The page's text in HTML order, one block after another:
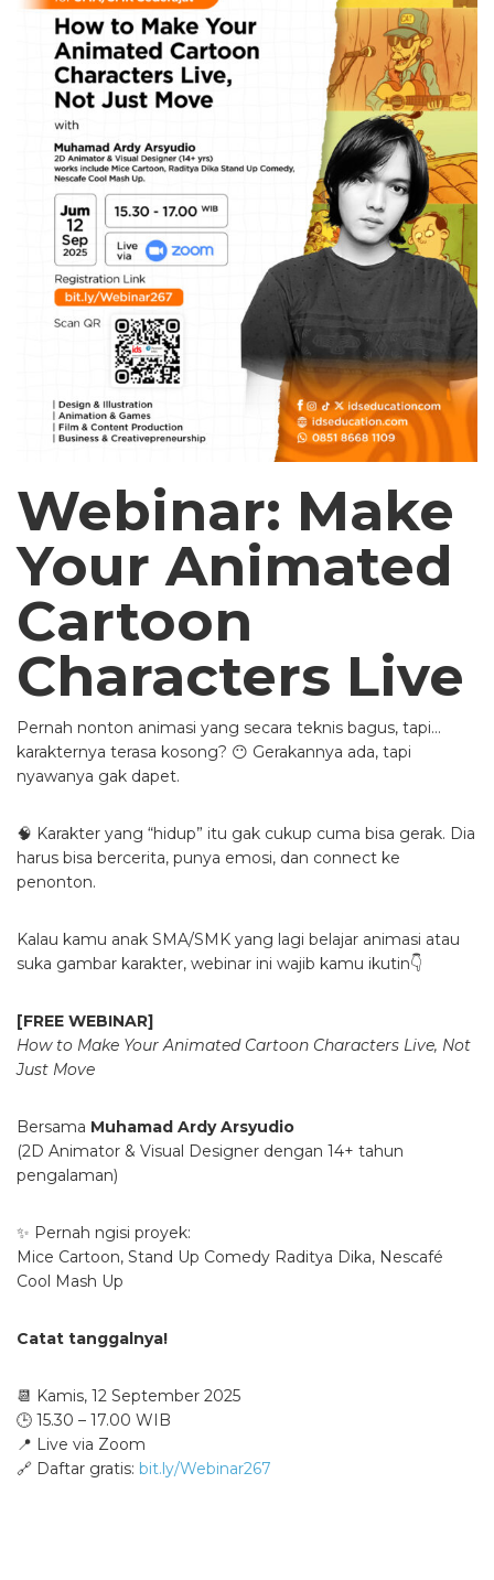
Webinar: Make
Your Animated
Cartoon
Characters Live
Pernah nonton animasi yang secara teknis bagus, tapi…
karakternya terasa kosong? 😶 Gerakannya ada, tapi
nyawanya gak dapet.
🧠 Karakter yang “hidup” itu gak cukup cuma bisa gerak. Dia
harus bisa bercerita, punya emosi, dan connect ke
penonton.
Kalau kamu anak SMA/SMK yang lagi belajar animasi atau
suka gambar karakter, webinar ini wajib kamu ikutin👇
[FREE WEBINAR]
How to Make Your Animated Cartoon Characters Live, Not
Just Move
Bersama Muhamad Ardy Arsyudio
(2D Animator & Visual Designer dengan 14+ tahun
pengalaman)
✨ Pernah ngisi proyek:
Mice Cartoon, Stand Up Comedy Raditya Dika, Nescafé
Cool Mash Up
Catat tanggalnya!
📆 Kamis, 12 September 2025
🕒 15.30 – 17.00 WIB
📍 Live via Zoom
🔗 Daftar gratis: bit.ly/Webinar267